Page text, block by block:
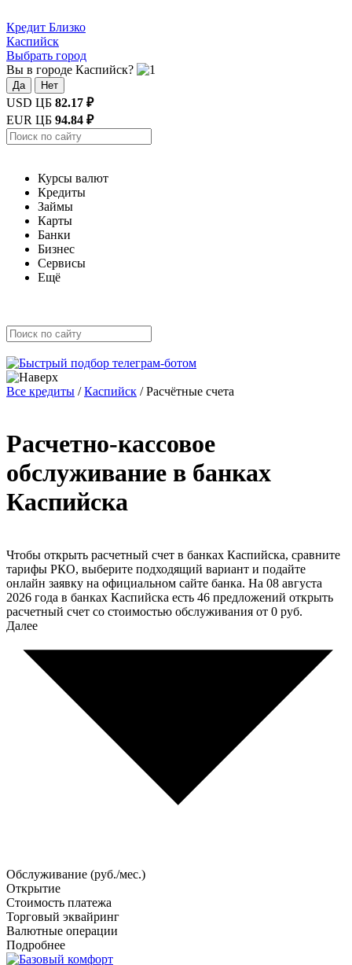
Кредит Близко
Каспийск
Выбрать город
Вы в городе Каспийск?
Да Нет
USD ЦБ 82.17 ₽
EUR ЦБ 94.84 ₽
Курсы валют
Кредиты
Займы
Карты
Банки
Бизнес
Сервисы
Ещё
Все кредиты /Каспийск /Расчётные счета
Расчетно-кассовое
обслуживание в банках
Каспийска
Чтобы открыть расчетный счет в банках Каспийска, сравните
тарифы РКО, выберите подходящий вариант и подайте
онлайн заявку на официальном сайте банка. На 08 августа
2026 года в банках Каспийска есть 46 предложений открыть
расчетный счет со стоимостью обслуживания от 0 руб.
Далее
Обслуживание (руб./мес.)
Открытие
Стоимость платежа
Торговый эквайринг
Валютные операции
Подробнее